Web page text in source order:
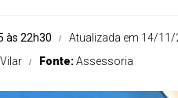
às 22h30
Atualizada em 14/11/
Fonte:Assessoria